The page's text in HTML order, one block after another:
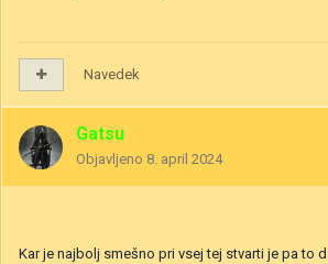
Navedek
Gatsu
Objavljeno 8. april 2024
Kar je najbolj smešno pri vsej tej stvarti je pa to